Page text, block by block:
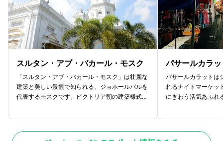
スルタン・アブ・バカール・モスク
「スルタン・アブ・バカール・モスク」は壮麗な
建築と美しい景観で知られる、ジョホールバルを
代表するモスクです。ビクトリア朝の建築様式と
広さを持ち、地元の信者が礼拝に訪れる場所とし
パサールカラ
パサールカラットは
れるナイトマーケッ
にぎわう活気あふれ
す。レトロなカメ